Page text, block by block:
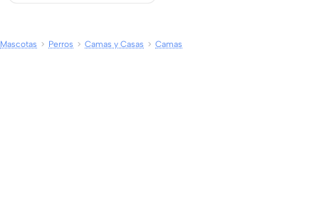
Mascotas Perros Camas y Casas Camas